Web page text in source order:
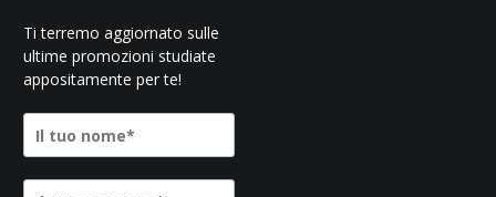
Ti terremo aggiornato sulle
ultime promozioni studiate
appositamente per te!